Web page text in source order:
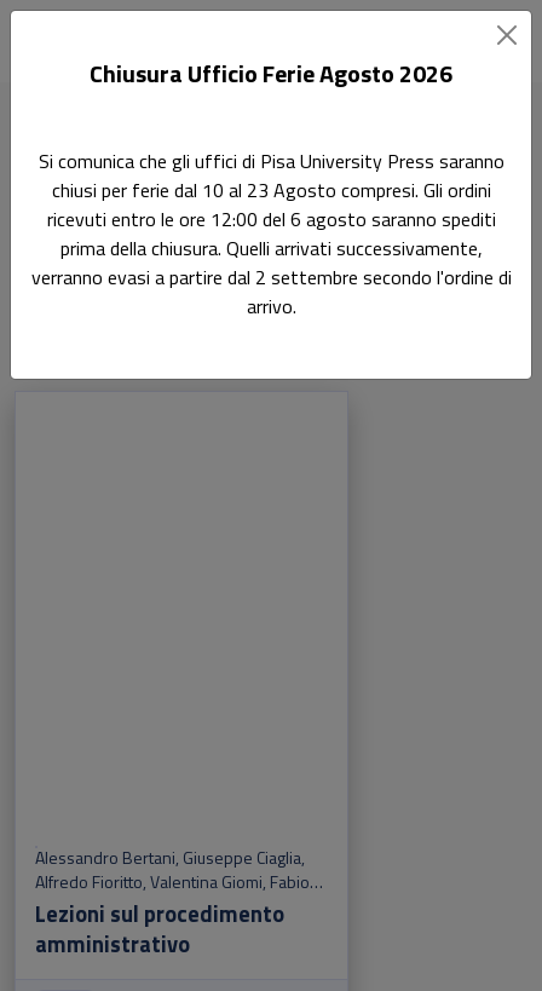
Alessandro Bertani
Pagina di Alessandro Bertani
Alessandro Bertani, Giuseppe Ciaglia,
Alfredo Fioritto,Valentina Giomi, Fabio
Merusi
Lezioni sul procedimento
amministrativo
Chiusura Ufficio Ferie Agosto 2026
Si comunica che gli uffici di Pisa University Press saranno
chiusi per ferie dal 10 al 23 Agosto compresi. Gli ordini
ricevuti entro le ore 12:00 del 6 agosto saranno spediti
prima della chiusura. Quelli arrivati successivamente,
verranno evasi a partire dal 2 settembre secondo l'ordine di
arrivo.